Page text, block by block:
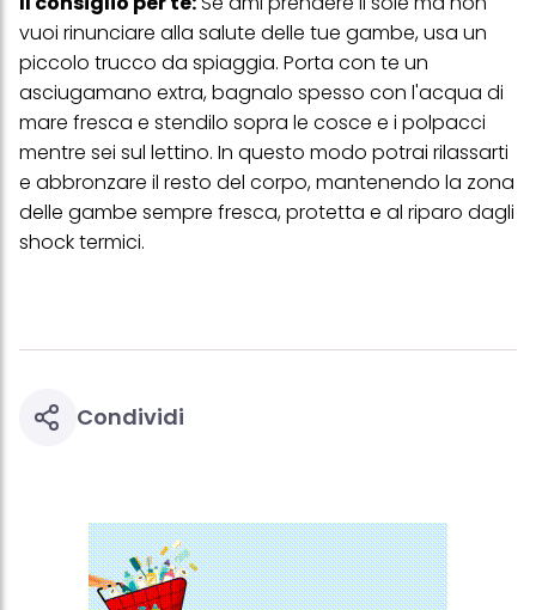
vuoi rinunciare alla salute delle tue gambe, usa un
piccolo trucco da spiaggia. Porta con te un
asciugamano extra, bagnalo spesso con l'acqua di
mare fresca e stendilo sopra le cosce e i polpacci
mentre sei sul lettino. In questo modo potrai rilassarti
e abbronzare il resto del corpo, mantenendo la zona
delle gambe sempre fresca, protetta e al riparo dagli
shock termici.
Condividi